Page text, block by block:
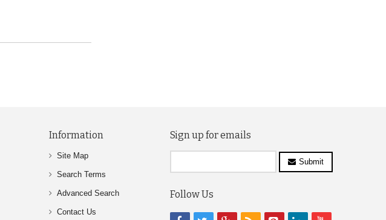
Information
Site Map
Search Terms
Advanced Search
Contact Us
Sign up for emails
Submit
Follow Us